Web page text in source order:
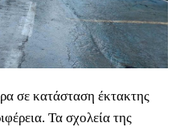
σε κατάσταση έκτακτης
Τα σχολεία της